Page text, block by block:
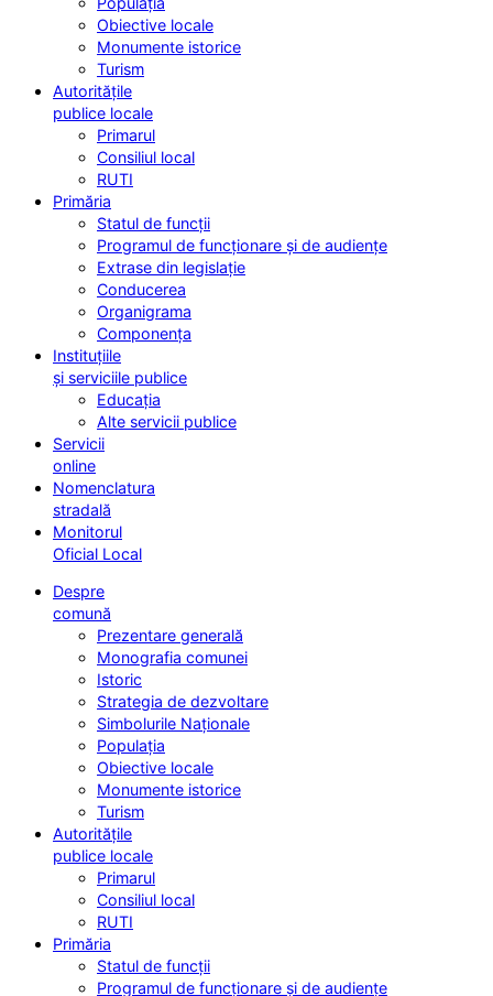
Obiective locale
Monumente istorice
Turism
Autoritățile
publice locale
Primarul
Consiliul local
RUTI
Primăria
Statul de funcții
Programul de funcționare și de audiențe
Extrase din legislație
Conducerea
Organigrama
Componența
Instituțiile
și serviciile publice
Educația
Alte servicii publice
Servicii
online
Nomenclatura
stradală
Monitorul
Oficial Local
Despre
comună
Prezentare generală
Monografia comunei
Istoric
Strategia de dezvoltare
Simbolurile Naționale
Populația
Obiective locale
Monumente istorice
Turism
Autoritățile
publice locale
Primarul
Consiliul local
RUTI
Primăria
Statul de funcții
Programul de funcționare și de audiențe